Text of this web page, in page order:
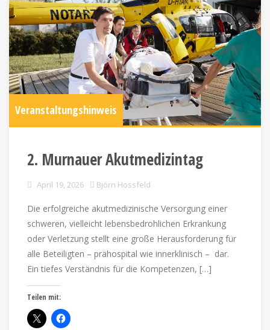
Veranstaltungshinweis
2. Murnauer Akutmedizintag
April 19, 2026 Björn Hossfeld
Die erfolgreiche akutmedizinische Versorgung einer
schweren, vielleicht lebensbedrohlichen Erkrankung
oder Verletzung stellt eine große Herausforderung für
alle Beteiligten – prähospital wie innerklinisch – dar.
Ein tiefes Verständnis für die Kompetenzen, […]
Teilen mit: